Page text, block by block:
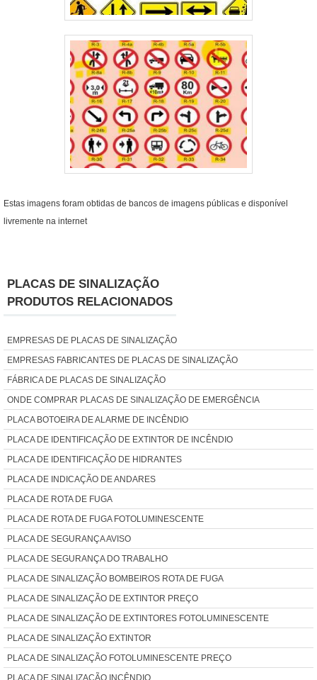
Estas imagens foram obtidas de bancos de imagens públicas e disponível
livremente na internet
PLACAS DE SINALIZAÇÃO
PRODUTOS RELACIONADOS
EMPRESAS DE PLACAS DE SINALIZAÇÃO
EMPRESAS FABRICANTES DE PLACAS DE SINALIZAÇÃO
FÁBRICA DE PLACAS DE SINALIZAÇÃO
ONDE COMPRAR PLACAS DE SINALIZAÇÃO DE EMERGÊNCIA
PLACA BOTOEIRA DE ALARME DE INCÊNDIO
PLACA DE IDENTIFICAÇÃO DE EXTINTOR DE INCÊNDIO
PLACA DE IDENTIFICAÇÃO DE HIDRANTES
PLACA DE INDICAÇÃO DE ANDARES
PLACA DE ROTA DE FUGA
PLACA DE ROTA DE FUGA FOTOLUMINESCENTE
PLACA DE SEGURANÇA AVISO
PLACA DE SEGURANÇA DO TRABALHO
PLACA DE SINALIZAÇÃO BOMBEIROS ROTA DE FUGA
PLACA DE SINALIZAÇÃO DE EXTINTOR PREÇO
PLACA DE SINALIZAÇÃO DE EXTINTORES FOTOLUMINESCENTE
PLACA DE SINALIZAÇÃO EXTINTOR
PLACA DE SINALIZAÇÃO FOTOLUMINESCENTE PREÇO
PLACA DE SINALIZAÇÃO INCÊNDIO